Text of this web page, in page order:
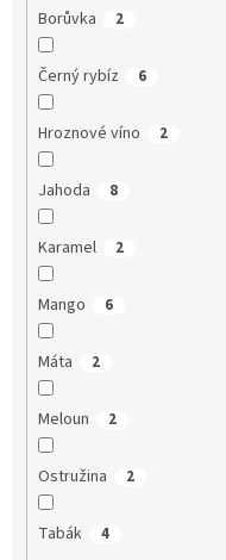
Borůvka 2
Černý rybíz 6
Hroznové víno 2
Jahoda 8
Karamel 2
Mango 6
Máta 2
Meloun 2
Ostružina 2
Tabák 4